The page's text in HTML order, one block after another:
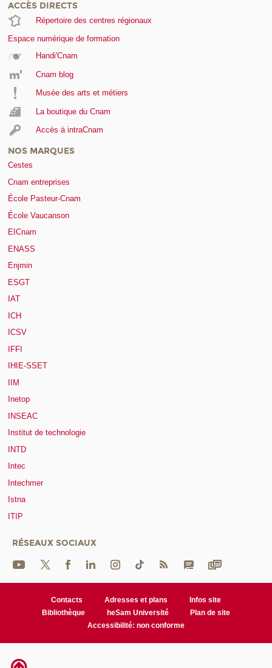
ACCÈS DIRECTS
Répertoire des centres régionaux
Espace numérique de formation
Handi'Cnam
Cnam blog
Musée des arts et métiers
La boutique du Cnam
Accès à intraCnam
NOS MARQUES
Cestes
Cnam entreprises
École Pasteur-Cnam
École Vaucanson
EICnam
ENASS
Enjmin
ESGT
IAT
ICH
ICSV
IFFI
IHIE-SSET
IIM
Inetop
INSEAC
Institut de technologie
INTD
Intec
Intechmer
Istna
ITIP
RÉSEAUX SOCIAUX
Contacts Adresses et plans
Infos site
Bibliothèque
heSam Université
Plan de site
Accessibilité: non conforme